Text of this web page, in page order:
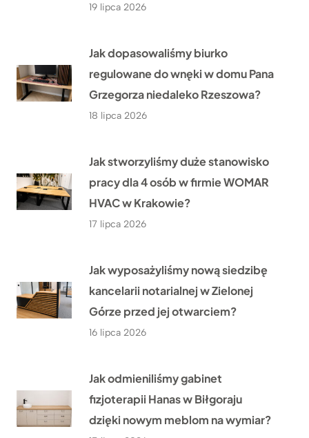
19 lipca 2026
Jak dopasowaliśmy biurko
regulowane do wnęki w domu Pana
Grzegorza niedaleko Rzeszowa?
18 lipca 2026
Jak stworzyliśmy duże stanowisko
pracy dla 4 osób w firmie WOMAR
HVAC w Krakowie?
17 lipca 2026
Jak wyposażyliśmy nową siedzibę
kancelarii notarialnej w Zielonej
Górze przed jej otwarciem?
16 lipca 2026
Jak odmieniliśmy gabinet
fizjoterapii Hanas w Biłgoraju
dzięki nowym meblom na wymiar?